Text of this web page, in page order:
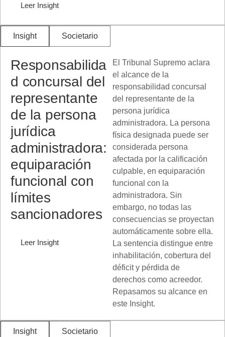
Leer Insight
Insight Societario
Responsabilida
d concursal del
representante
de la persona
jurídica
administradora:
equiparación
funcional con
límites
sancionadores
Leer Insight
El Tribunal Supremo aclara
el alcance de la
responsabilidad concursal
del representante de la
persona jurídica
administradora. La persona
física designada puede ser
considerada persona
afectada por la calificación
culpable, en equiparación
funcional con la
administradora. Sin
embargo, no todas las
consecuencias se proyectan
automáticamente sobre ella.
La sentencia distingue entre
inhabilitación, cobertura del
déficit y pérdida de
derechos como acreedor.
Repasamos su alcance en
este Insight.
Insight Societario